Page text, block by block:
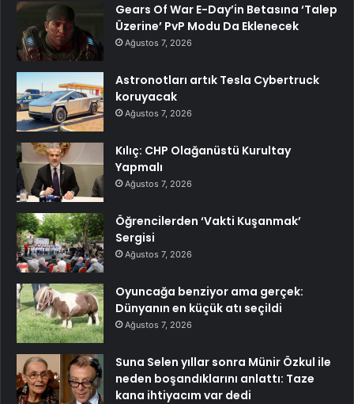
Gears Of War E-Day’in Betasına ‘Talep
Üzerine’ PvP Modu Da Eklenecek
Ağustos 7, 2026
Astronotları artık Tesla Cybertruck
koruyacak
Ağustos 7, 2026
Kılıç: CHP Olağanüstü Kurultay
Yapmalı
Ağustos 7, 2026
Öğrencilerden ‘Vakti Kuşanmak’
Sergisi
Ağustos 7, 2026
Oyuncağa benziyor ama gerçek:
Dünyanın en küçük atı seçildi
Ağustos 7, 2026
Suna Selen yıllar sonra Münir Özkul ile
neden boşandıklarını anlattı: Taze
kana ihtiyacım var dedi